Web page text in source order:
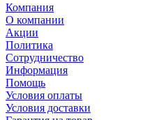
Компания
О компании
Акции
Политика
Сотрудничество
Информация
Помощь
Условия оплаты
Условия доставки